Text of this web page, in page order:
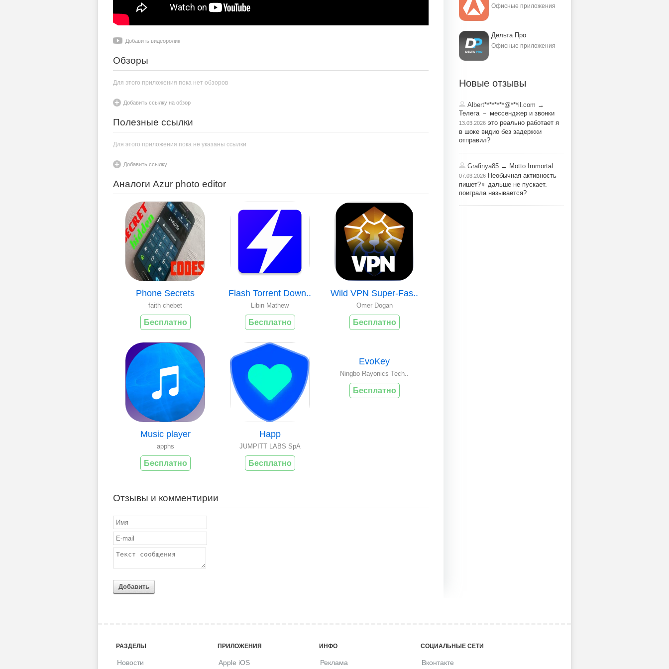
Добавить видеоролик
Обзоры
Для этого приложения пока нет обзоров
Добавить ссылку на обзор
Полезные ссылки
Для этого приложения пока не указаны ссылки
Добавить ссылку
Аналоги Azur photo editor
Phone Secrets
faith chebet
Бесплатно
Flash Torrent Down..
Libin Mathew
Бесплатно
Wild VPN Super-Fas..
Omer Dogan
Бесплатно
Music player
apphs
Бесплатно
Happ
JUMPITT LABS SpA
Бесплатно
EvoKey
Ningbo Rayonics Tech..
Бесплатно
Отзывы и комментирии
Добавить
Офисные приложения
Дельта Про
Офисные приложения
Новые отзывы
Albert********@***il.com →
Телега － мессенджер и звонки
13.03.2026 это реально работает я
в шоке видио без задержки
отправил?
Grafinya85 → Motto Immortal
07.03.2026 Необычная активность
пишет?‍♀️ дальше не пускает.
поиграла называется?
РАЗДЕЛЫ
Новости
ПРИЛОЖЕНИЯ
Apple iOS
ИНФО
Реклама
СОЦИАЛЬНЫЕ СЕТИ
Вконтакте